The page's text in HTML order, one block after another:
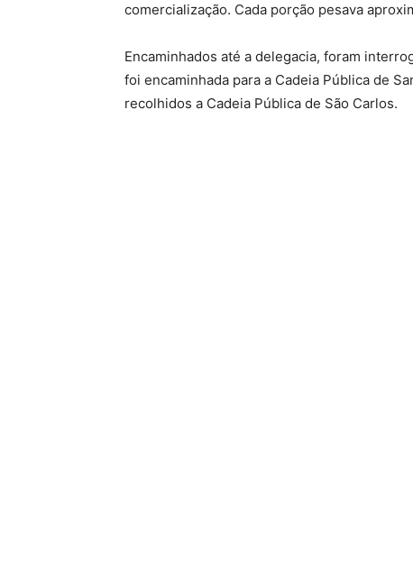
comercialização. Cada porção pesava
Encaminhados até a delegacia, foram
foi encaminhada para a Cadeia Pública de
recolhidos a Cadeia Pública de São Carlos.